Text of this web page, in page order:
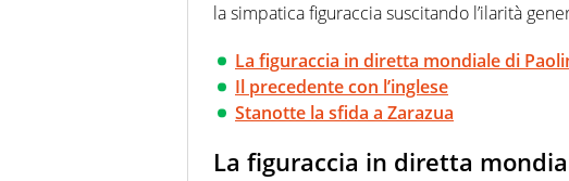
la simpatica figuraccia suscitando l’ilarità
La figuraccia in diretta mondiale di
Il precedente con l’inglese
Stanotte la sfida a Zarazua
La figuraccia in diretta